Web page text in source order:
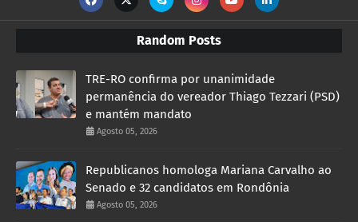
Random Posts
TRE-RO confirma por unanimidade
permanência do vereador Thiago Tezzari (PSD)
e mantém mandato
Agosto 05, 2026
Republicanos homologa Mariana Carvalho ao
Senado e 32 candidatos em Rondônia
Agosto 05, 2026